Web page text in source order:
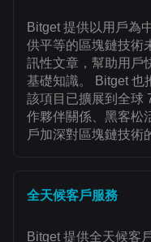
Bitget 提供以用戶為
供平等的區塊鏈技術
訊性文章，幫助用戶
基礎知識。 Bitget 也
該項目已擴展到全球
作夥伴關係、黑客松
戶加深對區塊鏈技術
全天候客戶服務
Bitget 提供全天候客